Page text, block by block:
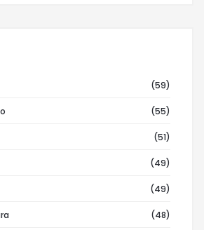
(59)
(55)
(51)
(49)
(49)
(48)